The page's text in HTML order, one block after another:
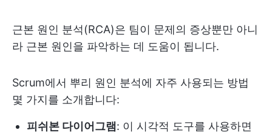
근본 원인 분석(RCA)은 팀이 문제의 증상뿐만 아니
라 근본 원인을 파악하는 데 도움이 됩니다.
Scrum에서 뿌리 원인 분석에 자주 사용되는 방법
몇 가지를 소개합니다:
피쉬본 다이어그램: 이 시각적 도구를 사용하면